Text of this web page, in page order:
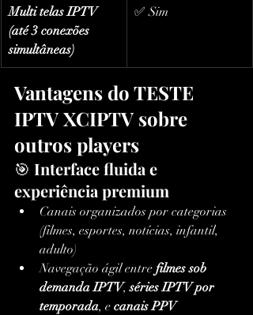
Multi telas IPTV
(até 3 conexões
simultâneas)
✅ Sim
Vantagens do TESTE
IPTV XCIPTV sobre
outros players
🎯 Interface fluida e
experiência premium
Canais organizados por categorias
(filmes, esportes, notícias, infantil,
adulto)
Navegação ágil entre filmes sob
demanda IPTV, séries IPTV por
temporada, e canais PPV